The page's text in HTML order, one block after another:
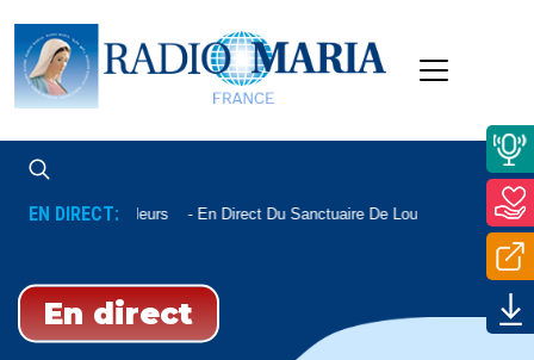
EN DIRECT:
Lourdes Ou Ailleurs En Direct Du Sanctuaire De Lourdes
En direct